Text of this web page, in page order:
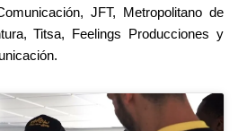
JFT, Metropolitano de
Titsa, Feelings Producciones y